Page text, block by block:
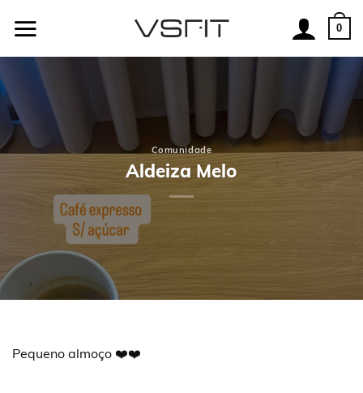
0
Comunidade
Aldeiza Melo
Pequeno almoço ❤️❤️